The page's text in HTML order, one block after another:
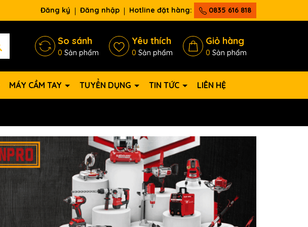
Đăng ký Đăng nhập Hotline đặt hàng: 0835 616 818
So sánh
0 Sản phẩm
Yêu thích
0 Sản phẩm
Giỏ hàng
0 Sản phẩm
MÁY CẦM TAY TUYỂN DỤNG TIN TỨC LIÊN HỆ